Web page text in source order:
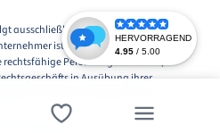
ausschließlich an Unternehmer
ist eine natürliche oder
rechtsfähige Personengesellschaft,
in Ausübung ihrer
Markingshop